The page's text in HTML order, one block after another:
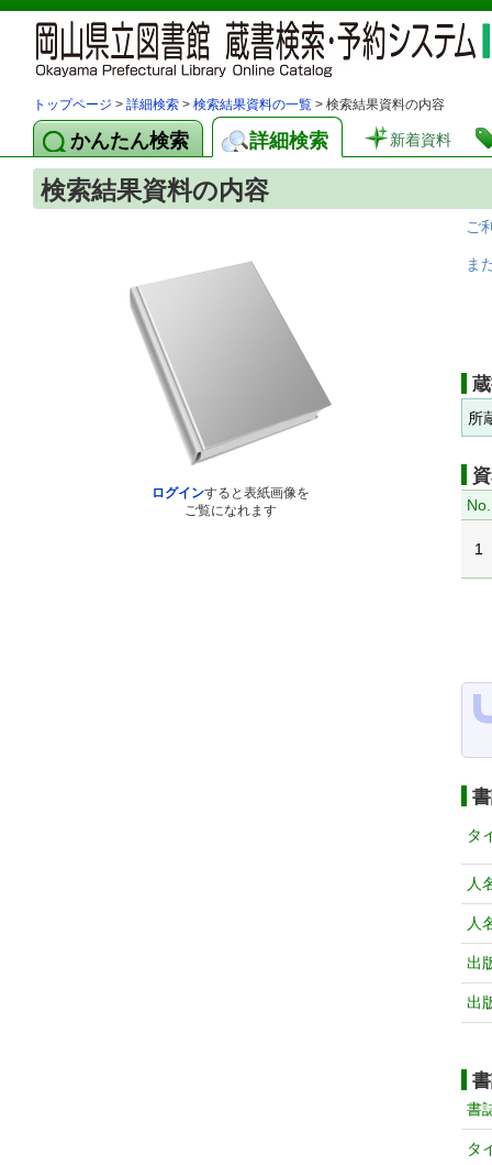
トップページ > 詳細検索 > 検索結果資料の一覧 > 検索結果資料の内容
かんたん検索 詳細検索 新着資料
検索結果資料の内容
ログインすると表紙画像を
ご覧になれます
ご
ま
所
No.
1
タ
人
人
出
出
書
タ